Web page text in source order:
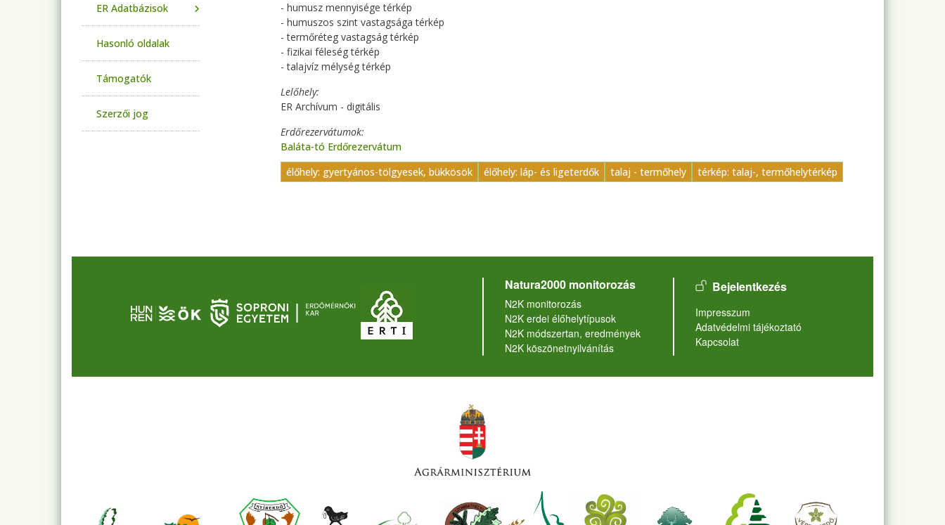
- humusz mennyisége térkép
- humuszos szint vastagsága térkép
- termőréteg vastagság térkép
- fizikai féleség térkép
- talajvíz mélység térkép
Lelőhely
ER Archívum - digitális
Erdőrezervátumok
Baláta-tó Erdőrezervátum
élőhely: gyertyános-tölgyesek, bükkösök
élőhely: láp- és ligeterdők talaj - termőhely térkép: talaj-, termőhelytérkép
ER Adatbázisok
Hasonló oldalak
Támogatók
Szerzői jog
Natura2000 monitorozás
N2K monitorozás
N2K erdei élőhelytípusok
N2K módszertan, eredmények
N2K köszönetnyilvánítás
User account menu
Bejelentkezés
Lábléc
Impresszum
Adatvédelmi tájékoztató
Kapcsolat